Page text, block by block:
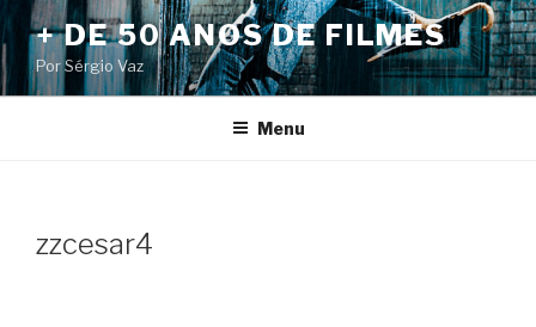
Pular
para
o
conteúdo
+ DE 50 ANOS DE FILMES
Por Sérgio Vaz
Menu
zzcesar4